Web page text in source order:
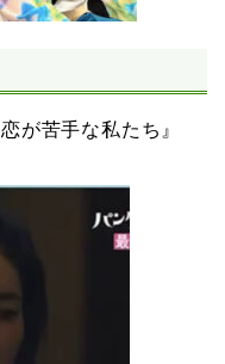
が苦手な私たち』